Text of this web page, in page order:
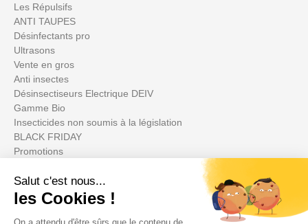
Les Répulsifs
ANTI TAUPES
Désinfectants pro
Ultrasons
Vente en gros
Anti insectes
Désinsectiseurs Electrique DEIV
Gamme Bio
Insecticides non soumis à la législation
BLACK FRIDAY
Promotions
Votre compte